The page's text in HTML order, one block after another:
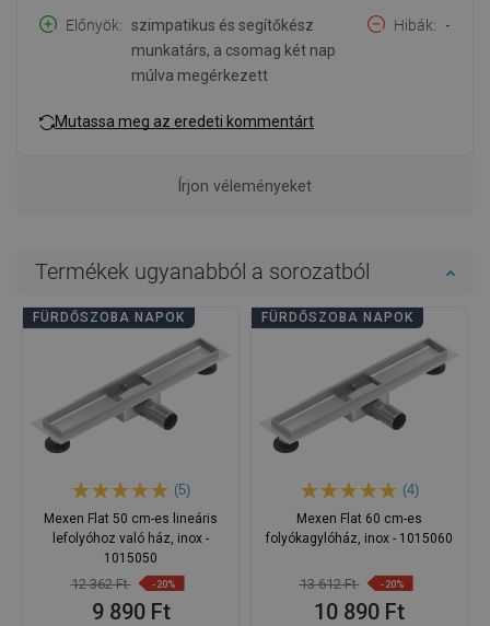
Előnyök
szimpatikus és segítőkész
munkatárs, a csomag két nap
múlva megérkezett
Hibák -
Mutassa meg az eredeti kommentárt
Írjon véleményeket
Termékek ugyanabból a sorozatból
FÜRDŐSZOBA NAPOK
(5)
Mexen Flat 50 cm-es lineáris
lefolyóhoz való ház, inox -
1015050
12 362 Ft -20%
9 890 Ft
FÜRDŐSZOBA NAPOK
(4)
Mexen Flat 60 cm-es
folyókagylóház, inox - 1015060
13 612 Ft -20%
10 890 Ft